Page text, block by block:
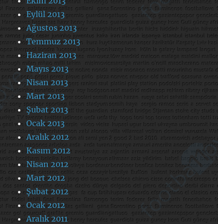
Eylül 2013
Ağustos 2013
Temmuz 2013
Haziran 2013
Mayıs 2013
Nisan 2013
Mart 2013
Şubat 2013
Ocak 2013
Aralık 2012
Kasım 2012
Nisan 2012
Mart 2012
Şubat 2012
Ocak 2012
Aralık 2011